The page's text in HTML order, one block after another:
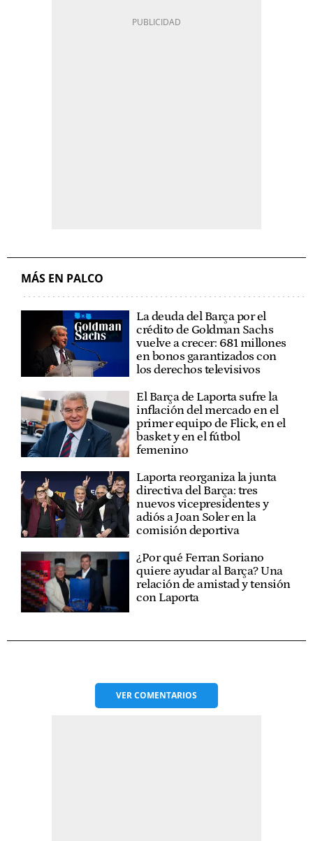
MÁS EN PALCO
La deuda del Barça por el
crédito de Goldman Sachs
vuelve a crecer: 681 millones
en bonos garantizados con
los derechos televisivos
El Barça de Laporta sufre la
inflación del mercado en el
primer equipo de Flick, en el
basket y en el fútbol
femenino
Laporta reorganiza la junta
directiva del Barça: tres
nuevos vicepresidentes y
adiós a Joan Soler en la
comisión deportiva
¿Por qué Ferran Soriano
quiere ayudar al Barça? Una
relación de amistad y tensión
con Laporta
VERCOMENTARIOS